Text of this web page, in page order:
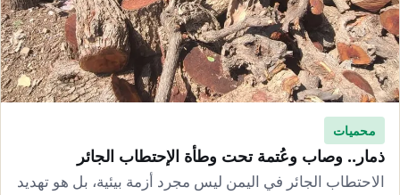
محميات
ذمار.. وصاب وعُتمة تحت وطأة الإحتطاب الجائر
الاحتطاب الجائر في اليمن ليس مجرد أزمة بيئية، بل هو تهديد